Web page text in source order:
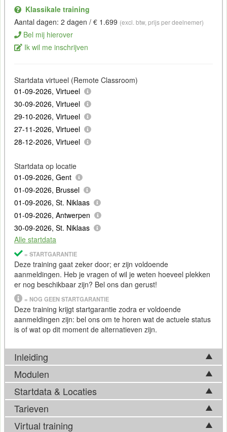
Klassikale training
Aantal dagen: 2 dagen / € 1.699 (excl. btw, prijs per deelnemer)
Bel mij hierover
Ik wil me inschrijven
Startdata virtueel (Remote Classroom)
01-09-2026, Virtueel
30-09-2026, Virtueel
29-10-2026, Virtueel
27-11-2026, Virtueel
28-12-2026, Virtueel
Startdata op locatie
01-09-2026, Gent
01-09-2026, Brussel
01-09-2026, St. Niklaas
01-09-2026, Antwerpen
30-09-2026, St. Niklaas
Alle startdata
= STARTGARANTIE
Deze training gaat zeker door; er zijn voldoende
aanmeldingen. Heb je vragen of wil je weten hoeveel plekken
er nog beschikbaar zijn? Bel ons dan gerust!
= NOG GEEN STARTGARANTIE
Deze training krijgt startgarantie zodra er voldoende
aanmeldingen zijn: bel ons om te horen wat de actuele status
is of wat op dit moment de alternatieven zijn.
Inleiding
Microservices zijn in de wereld van cloud en schaalbare
software niet meer weg te denken. Omvangrijke complexe
applicaties worden opgedeeld in microservices die ieder een
taak voor zich nemen. Het voordeel hiervan is dat het
platform voorspelbaarder wordt, makkelijker te schalen en
fouttolerantie beter te managen is.
Modulen
Tijdens de Training Event Driven Architecture (EDA) komen in
basis onderstaande onderwerpen aan bod. Afhankelijk van
ontwikkelingen op het vakgebied, kan de feitelijke
trainingsinhoud hier echter van afwijken. Bel ons gerust voor
Startdata & Locaties
Kies uit 5 locatie(s) in België. Ook beschikbaar in
Apeldoorn.
Tarieven
Virtual training